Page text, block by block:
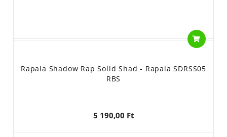
Rapala Shadow Rap Solid Shad - Rapala SDRSS05
RBS
5 190,00 Ft